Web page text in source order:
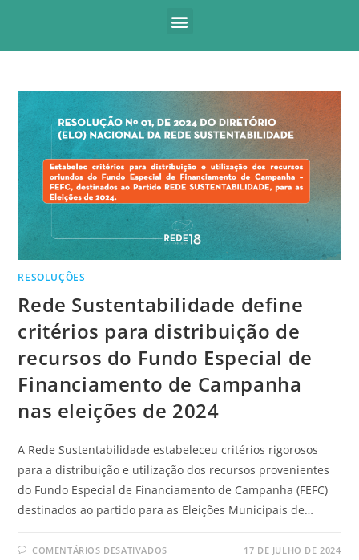
RESOLUÇÕES
Rede Sustentabilidade define
critérios para distribuição de
recursos do Fundo Especial de
Financiamento de Campanha
nas eleições de 2024
A Rede Sustentabilidade estabeleceu critérios rigorosos
para a distribuição e utilização dos recursos provenientes
do Fundo Especial de Financiamento de Campanha (FEFC)
destinados ao partido para as Eleições Municipais de…
COMENTÁRIOS DESATIVADOS 17 DE JULHO DE 2024